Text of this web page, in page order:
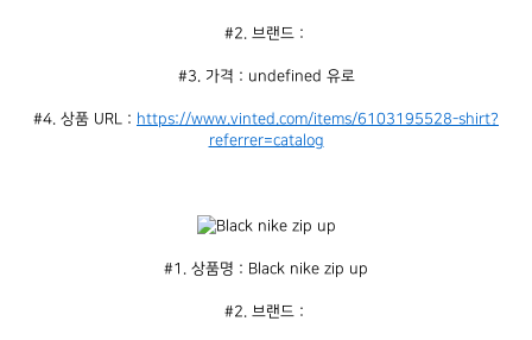
#2. 브랜드 :
#3. 가격 : undefined 유로
#4. 상품 URL : https://www.vinted.com/items/6103195528-shirt?
referrer=catalog
#1. 상품명 : Black nike zip up
#2. 브랜드 :